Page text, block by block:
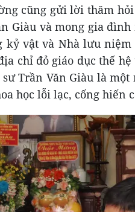
cũng gửi lời thăm
Giàu và mong gia
vật và Nhà lưu niệm
chỉ đỏ giáo dục thế hệ
sư Trần Văn Giàu là
học lỗi lạc, cống hiến